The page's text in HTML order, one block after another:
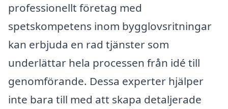
professionellt företag med
spetskompetens inom bygglovsritningar
kan erbjuda en rad tjänster som
underlättar hela processen från idé till
genomförande. Dessa experter hjälper
inte bara till med att skapa detaljerade